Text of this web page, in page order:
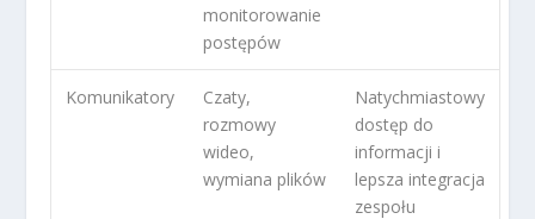
monitorowanie
postępów
Komunikatory
Czaty,
rozmowy
wideo,
wymiana plików
Natychmiastowy
dostęp do
informacji i
lepsza integracja
zespołu